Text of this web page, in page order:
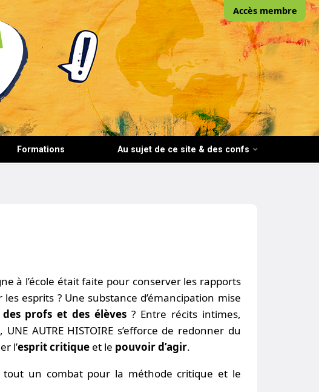
Accès membre
Formations Au sujet de ce site & des confs
à l’école était faite pour conserver les rapports
esprits ? Une substance d’émancipation mise
profs et des élèves ? Entre récits intimes,
AUTRE HISTOIRE s’efforce de redonner du
l’esprit critique et le pouvoir d’agir.
tout un combat pour la méthode critique et le